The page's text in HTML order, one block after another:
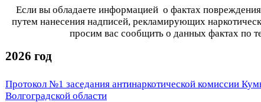
Если вы обладаете информацией о фактах
путем нанесения надписей, рекламирующих
просим вас сообщить о данных фактах по
2026 год
Протокол №1 заседания антинаркотической комиссии
Волгоградской области